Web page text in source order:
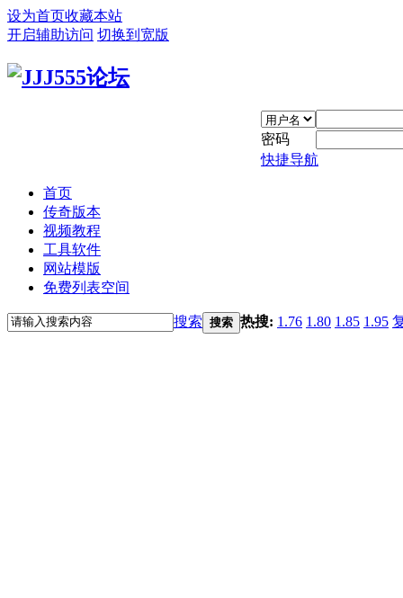
设为首页收藏本站
开启辅助访问 切换到宽版
密码
快捷导航
首页
传奇版本
视频教程
工具软件
网站模版
免费列表空间
搜索 搜索 热搜: 1.76 1.80 1.85 1.95